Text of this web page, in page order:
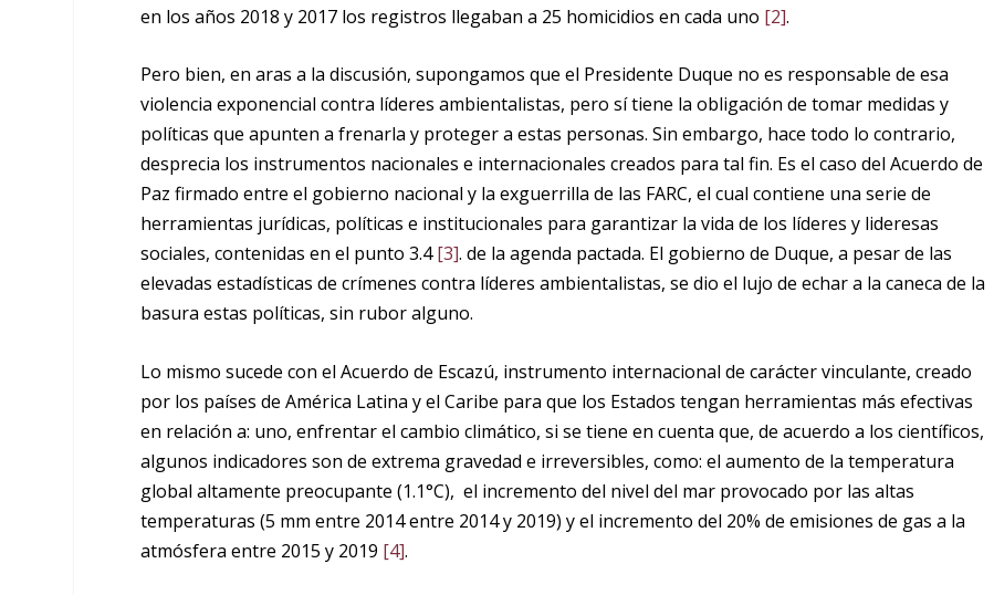
en los años 2018 y 2017 los registros llegaban a 25 homicidios en cada uno [2].
Pero bien, en aras a la discusión, supongamos que el Presidente Duque no es responsable de esa
violencia exponencial contra líderes ambientalistas, pero sí tiene la obligación de tomar medidas y
políticas que apunten a frenarla y proteger a estas personas. Sin embargo, hace todo lo contrario,
desprecia los instrumentos nacionales e internacionales creados para tal fin. Es el caso del Acuerdo de
Paz firmado entre el gobierno nacional y la exguerrilla de las FARC, el cual contiene una serie de
herramientas jurídicas, políticas e institucionales para garantizar la vida de los líderes y lideresas
sociales, contenidas en el punto 3.4[3]. de la agenda pactada. El gobierno de Duque, a pesar de las
elevadas estadísticas de crímenes contra líderes ambientalistas, se dio el lujo de echar a la caneca de la
basura estas políticas, sin rubor alguno.
Lo mismo sucede con el Acuerdo de Escazú, instrumento internacional de carácter vinculante, creado
por los países de América Latina y el Caribe para que los Estados tengan herramientas más efectivas
en relación a: uno, enfrentar el cambio climático, si se tiene en cuenta que, de acuerdo a los científicos,
algunos indicadores son de extrema gravedad e irreversibles, como: el aumento de la temperatura
global altamente preocupante (1.1°C), el incremento del nivel del mar provocado por las altas
temperaturas (5 mm entre 2014 entre 2014 y 2019) y el incremento del 20% de emisiones de gas a la
atmósfera entre 2015 y 2019 [4].